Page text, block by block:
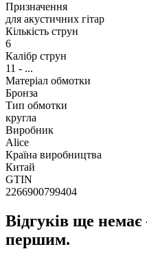
Призначення
для акустичних гітар
Кількість струн
6
Калібр струн
11 - ...
Матеріал обмотки
Бронза
Тип обмотки
кругла
Виробник
Alice
Країна виробництва
Китай
GTIN
2266900799404
Відгуків ще
першим.